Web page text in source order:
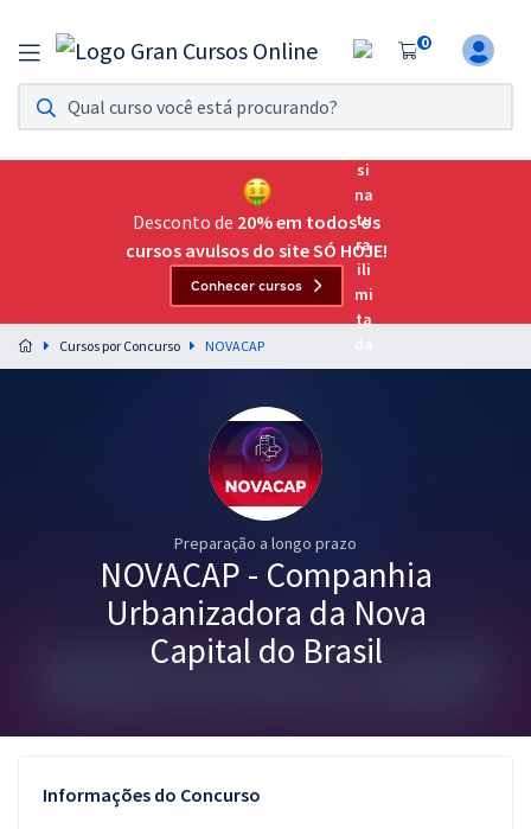
0
Assinatura Ilimitada 11
Acesso a todos os cursos. Teste grátis por 7 dias!
Assinatura OAB Até Passar
Acesso ilimitado a toda preparação para o Exame da
Preparação completa e intensiva para as principais
residências em saúde do Brasil
Graduação
Desconto de 20% em todos os
cursos avulsos do site SÓ HOJE!
Conhecer cursos
Cursos por Concurso NOVACAP
Preparação a longo prazo
NOVACAP - Companhia
Urbanizadora da Nova
Capital do Brasil
Informações do Concurso